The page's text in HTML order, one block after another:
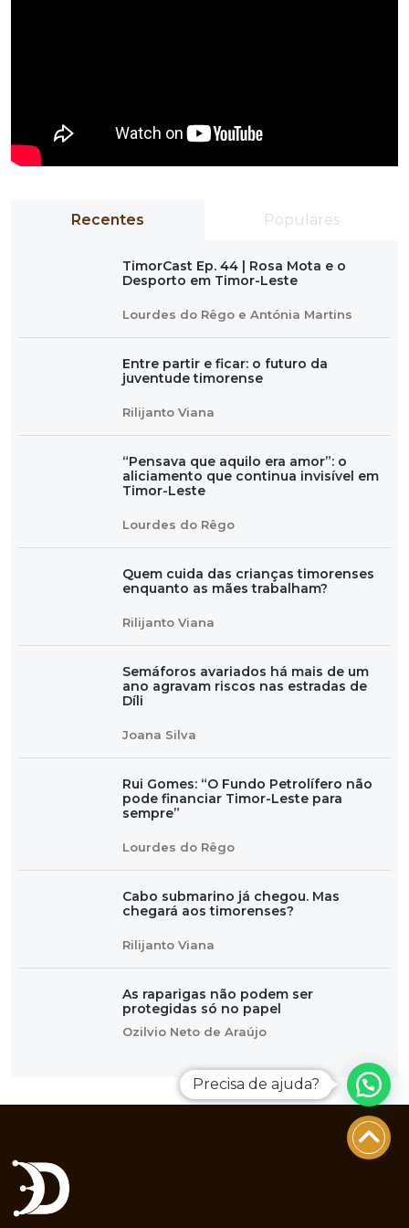
Recentes Populares
TimorCast Ep. 44 | Rosa Mota e o
Desporto em Timor-Leste
Lourdes do Rêgo e Antónia Martins
Entre partir e ficar: o futuro da
juventude timorense
Rilijanto Viana
“Pensava que aquilo era amor”: o
aliciamento que continua invisível em
Timor-Leste
Lourdes do Rêgo
Quem cuida das crianças timorenses
enquanto as mães trabalham?
Rilijanto Viana
Semáforos avariados há mais de um
ano agravam riscos nas estradas de
Díli
Joana Silva
Rui Gomes: “O Fundo Petrolífero não
pode financiar Timor-Leste para
sempre”
Lourdes do Rêgo
Cabo submarino já chegou. Mas
chegará aos timorenses?
Rilijanto Viana
As raparigas não podem ser
protegidas só no papel
Ozilvio Neto de Araújo
Precisa de ajuda?